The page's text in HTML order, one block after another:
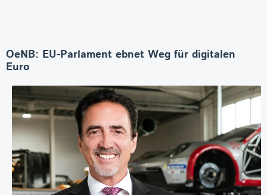
OeNB: EU-Parlament ebnet Weg für digitalen
Euro